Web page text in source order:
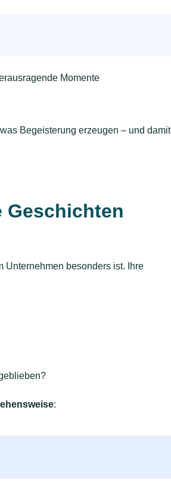
Momente
Begeisterung erzeugen – und damit
Geschichten
Unternehmen besonders ist. Ihre
: